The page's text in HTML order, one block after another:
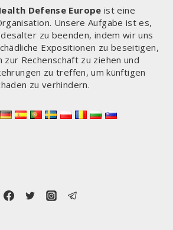
Defense Europe ist eine
Unsere Aufgabe ist es,
zu beenden, indem wir uns
Expositionen zu beseitigen,
zur Rechenschaft zu ziehen und
zu treffen, um künftigen
zu verhindern.